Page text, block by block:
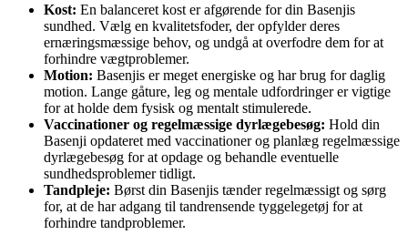
Kost: En balanceret kost er afgørende for din Basenjis
sundhed. Vælg en kvalitetsfoder, der opfylder deres
ernæringsmæssige behov, og undgå at overfodre dem for at
forhindre vægtproblemer.
Motion: Basenjis er meget energiske og har brug for daglig
motion. Lange gåture, leg og mentale udfordringer er vigtige
for at holde dem fysisk og mentalt stimulerede.
Vaccinationer og regelmæssige dyrlægebesøg: Hold din
Basenji opdateret med vaccinationer og planlæg regelmæssige
dyrlægebesøg for at opdage og behandle eventuelle
sundhedsproblemer tidligt.
Tandpleje: Børst din Basenjis tænder regelmæssigt og sørg
for, at de har adgang til tandrensende tyggelegetøj for at
forhindre tandproblemer.